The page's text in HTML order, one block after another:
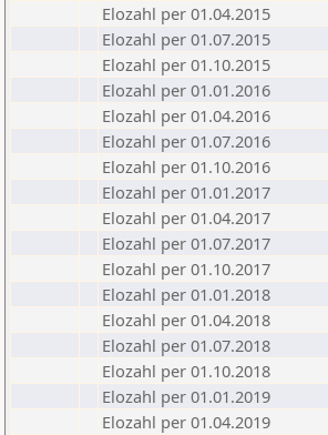
Elozahl per 01.04.2015
Elozahl per 01.07.2015
Elozahl per 01.10.2015
Elozahl per 01.01.2016
Elozahl per 01.04.2016
Elozahl per 01.07.2016
Elozahl per 01.10.2016
Elozahl per 01.01.2017
Elozahl per 01.04.2017
Elozahl per 01.07.2017
Elozahl per 01.10.2017
Elozahl per 01.01.2018
Elozahl per 01.04.2018
Elozahl per 01.07.2018
Elozahl per 01.10.2018
Elozahl per 01.01.2019
Elozahl per 01.04.2019